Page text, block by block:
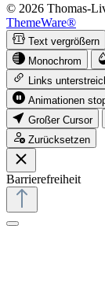
© 2026 Thomas-
ThemeWare®
Text vergrößern
Monochrom
Links
Animationen
Großer Cursor
Zurücksetzen
Barrierefreiheit